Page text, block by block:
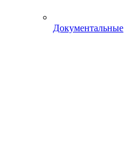
Документальные